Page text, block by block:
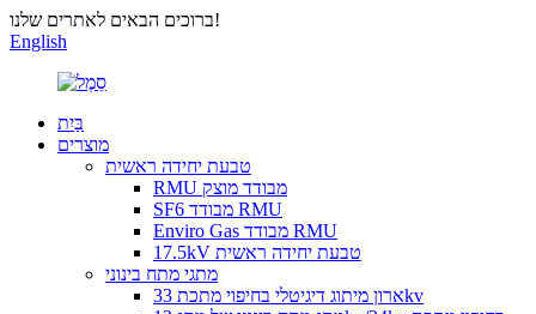
ברוכים הבאים לאתרים שלנו!
English
בַּיִת
מוצרים
טבעת יחידה ראשית
RMU מבודד מוצק
SF6 מבודד RMU
Enviro Gas מבודד RMU
17.5kV טבעת יחידה ראשית
מתגי מתח בינוני
ארון מיתוג דיגיטלי בחיפוי מתכת 33kv